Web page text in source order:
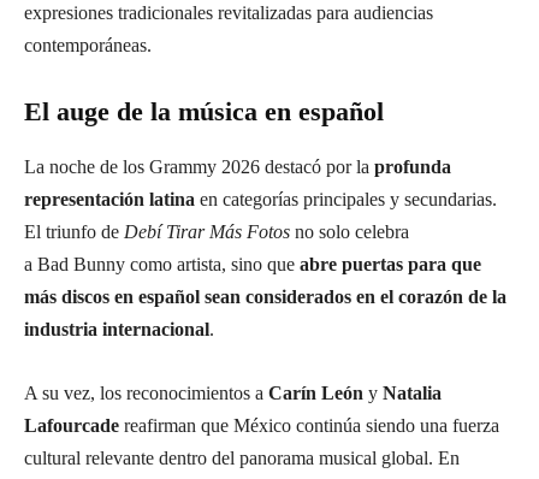
expresiones tradicionales revitalizadas para audiencias
contemporáneas.
El auge de la música en español
La noche de los Grammy 2026 destacó por la profunda
representación latina en categorías principales y secundarias.
El triunfo de Debí Tirar Más Fotos no solo celebra
a Bad Bunny como artista, sino que abre puertas para que
más discos en español sean considerados en el corazón de la
industria internacional.
A su vez, los reconocimientos a Carín León y Natalia
Lafourcade reafirman que México continúa siendo una fuerza
cultural relevante dentro del panorama musical global. En